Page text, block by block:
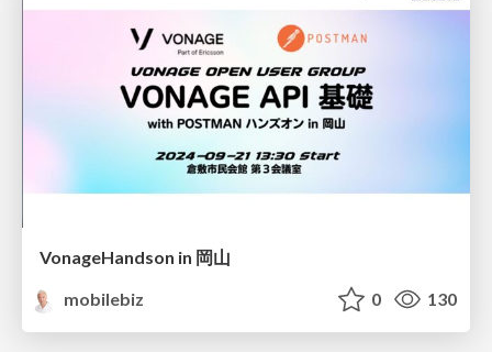
VonageHandson in 岡山
mobilebiz
0 130